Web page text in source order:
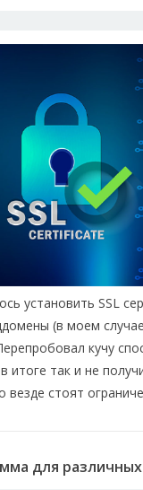
установить SSL
(в моем
кучу
итоге так и не
стоят
для